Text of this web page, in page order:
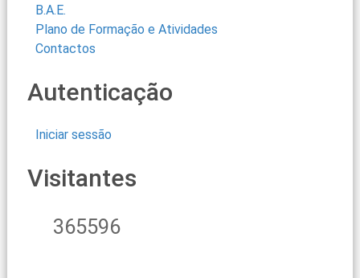
B.A.E.
Plano de Formação e Atividades
Contactos
Autenticação
Iniciar sessão
Visitantes
365596